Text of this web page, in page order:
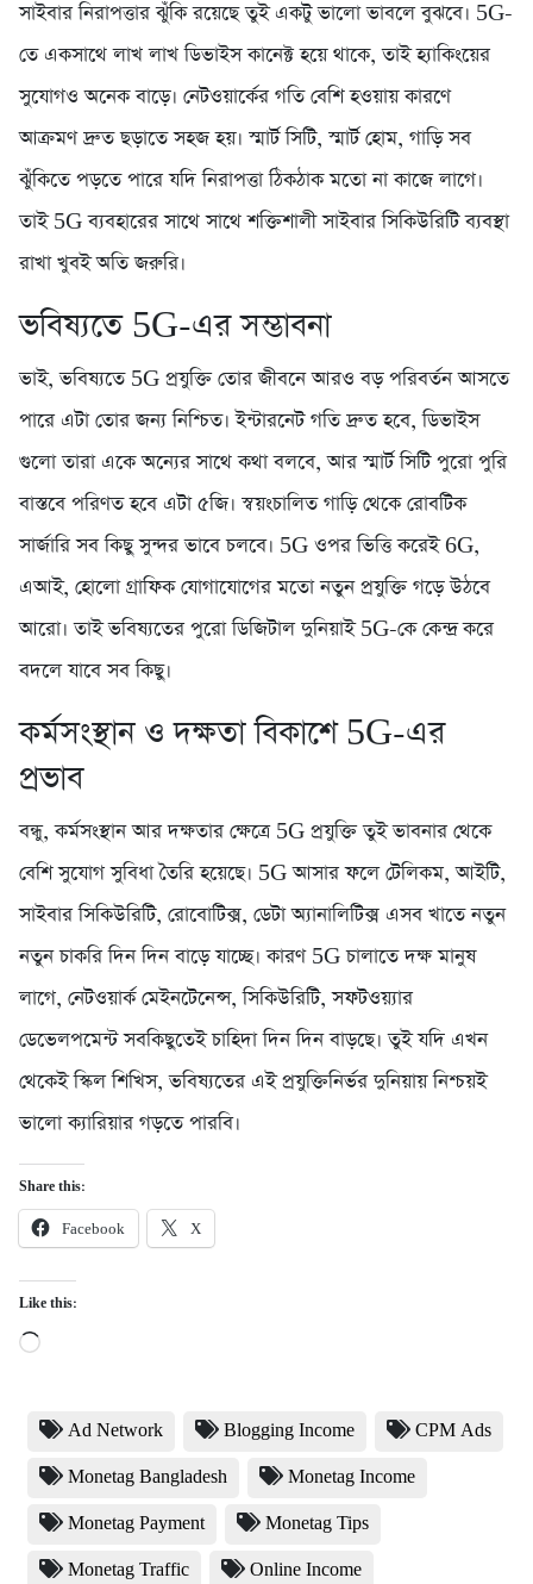
সাইবার নিরাপত্তার ঝুঁকি রয়েছে তুই একটু ভালো ভাবলে বুঝবে। 5G-
তে একসাথে লাখ লাখ ডিভাইস কানেক্ট হয়ে থাকে, তাই হ্যাকিংয়ের
সুযোগও অনেক বাড়ে। নেটওয়ার্কের গতি বেশি হওয়ায় কারণে
আক্রমণ দ্রুত ছড়াতে সহজ হয়। স্মার্ট সিটি, স্মার্ট হোম, গাড়ি সব
ঝুঁকিতে পড়তে পারে যদি নিরাপত্তা ঠিকঠাক মতো না কাজে লাগে।
তাই 5G ব্যবহারের সাথে সাথে শক্তিশালী সাইবার সিকিউরিটি ব্যবস্থা
রাখা খুবই অতি জরুরি।
ভবিষ্যতে 5G-এর সম্ভাবনা
ভাই, ভবিষ্যতে 5G প্রযুক্তি তোর জীবনে আরও বড় পরিবর্তন আসতে
পারে এটা তোর জন্য নিশ্চিত। ইন্টারনেট গতি দ্রুত হবে, ডিভাইস
গুলো তারা একে অন্যের সাথে কথা বলবে, আর স্মার্ট সিটি পুরো পুরি
বাস্তবে পরিণত হবে এটা ৫জি। স্বয়ংচালিত গাড়ি থেকে রোবটিক
সার্জারি সব কিছু সুন্দর ভাবে চলবে। 5G ওপর ভিত্তি করেই 6G,
এআই, হোলো গ্রাফিক যোগাযোগের মতো নতুন প্রযুক্তি গড়ে উঠবে
আরো। তাই ভবিষ্যতের পুরো ডিজিটাল দুনিয়াই 5G-কে কেন্দ্র করে
বদলে যাবে সব কিছু।
কর্মসংস্থান ও দক্ষতা বিকাশে 5G-এর
প্রভাব
বন্ধু, কর্মসংস্থান আর দক্ষতার ক্ষেত্রে 5G প্রযুক্তি তুই ভাবনার থেকে
বেশি সুযোগ সুবিধা তৈরি হয়েছে। 5G আসার ফলে টেলিকম, আইটি,
সাইবার সিকিউরিটি, রোবোটিক্স, ডেটা অ্যানালিটিক্স এসব খাতে নতুন
নতুন চাকরি দিন দিন বাড়ে যাচ্ছে। কারণ 5G চালাতে দক্ষ মানুষ
লাগে, নেটওয়ার্ক মেইনটেনেন্স, সিকিউরিটি, সফটওয়্যার
ডেভেলপমেন্ট সবকিছুতেই চাহিদা দিন দিন বাড়ছে। তুই যদি এখন
থেকেই স্কিল শিখিস, ভবিষ্যতের এই প্রযুক্তিনির্ভর দুনিয়ায় নিশ্চয়ই
ভালো ক্যারিয়ার গড়তে পারবি।
Share this:
Facebook X
Like this:
Loading…
Ad Network Blogging Income CPM Ads
Monetag Bangladesh Monetag Income
Monetag Payment Monetag Tips
Monetag Traffic Online Income